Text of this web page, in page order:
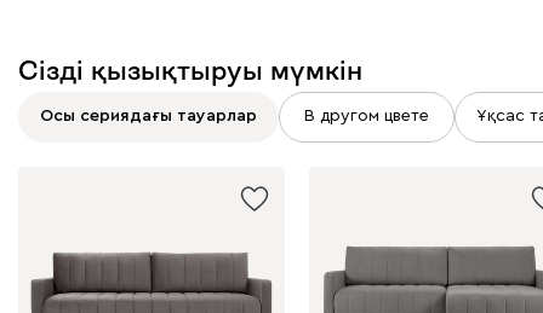
Сізді қызықтыруы мүмкін
Осы сериядағы тауарлар В другом цвете Ұқсас